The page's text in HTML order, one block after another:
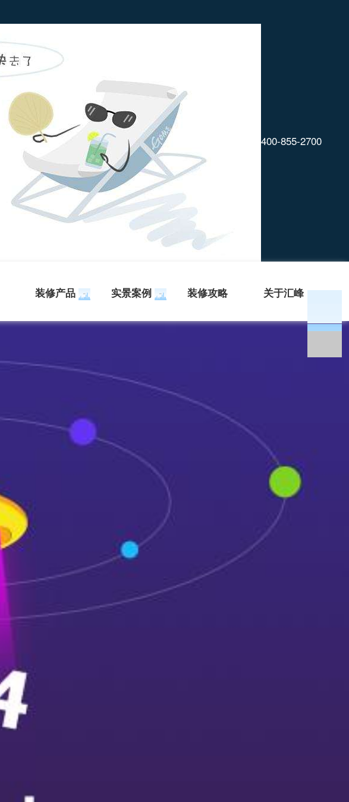
400-855-2700
装修产品 实景案例 装修攻略 关于汇峰